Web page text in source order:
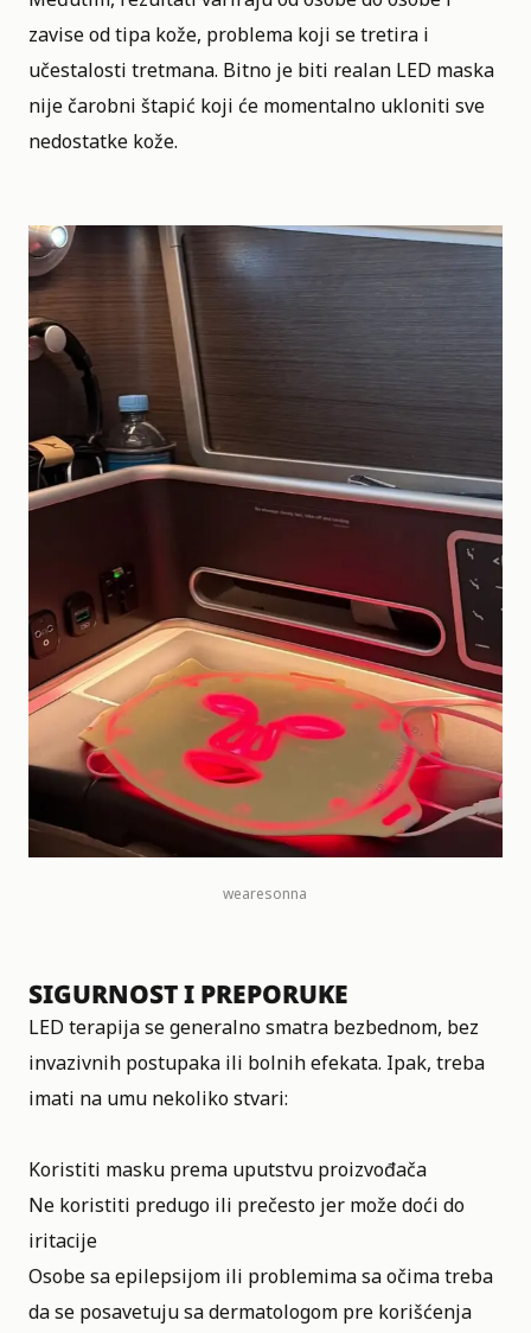
zavise od tipa kože, problema koji se tretira i
učestalosti tretmana. Bitno je biti realan LED maska
nije čarobni štapić koji će momentalno ukloniti sve
nedostatke kože.
wearesonna
SIGURNOST I PREPORUKE
LED terapija se generalno smatra bezbednom, bez
invazivnih postupaka ili bolnih efekata. Ipak, treba
imati na umu nekoliko stvari:
Koristiti masku prema uputstvu proizvođača
Ne koristiti predugo ili prečesto jer može doći do
iritacije
Osobe sa epilepsijom ili problemima sa očima treba
da se posavetuju sa dermatologom pre korišćenja